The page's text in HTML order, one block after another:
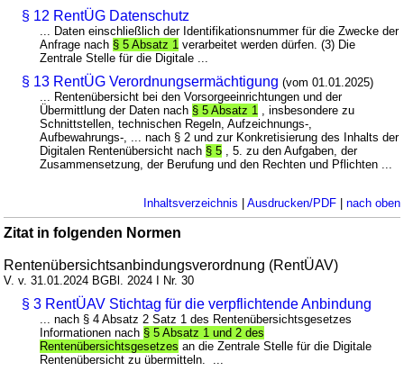
§ 12 RentÜG Datenschutz
... Daten einschließlich der Identifikationsnummer für die Zwecke der
Anfrage nach § 5 Absatz 1 verarbeitet werden dürfen. (3) Die
Zentrale Stelle für die Digitale ...
§ 13 RentÜG Verordnungsermächtigung (vom 01.01.2025)
... Rentenübersicht bei den Vorsorgeeinrichtungen und der
Übermittlung der Daten nach § 5 Absatz 1
, insbesondere zu
Schnittstellen, technischen Regeln, Aufzeichnungs-,
Aufbewahrungs-, ... nach § 2 und zur Konkretisierung des Inhalts der
Digitalen Rentenübersicht nach § 5 , 5. zu den Aufgaben, der
Zusammensetzung, der Berufung und den Rechten und Pflichten ...
Inhaltsverzeichnis | Ausdrucken/PDF| nach oben
Zitat in folgenden Normen
Rentenübersichtsanbindungsverordnung (RentÜAV)
V. v. 31.01.2024 BGBl. 2024 I Nr. 30
§ 3 RentÜAV Stichtag für die verpflichtende Anbindung
... nach § 4 Absatz 2 Satz 1 des Rentenübersichtsgesetzes
Informationen nach § 5 Absatz 1 und 2 des
Rentenübersichtsgesetzes an die Zentrale Stelle für die Digitale
Rentenübersicht zu übermitteln. ...